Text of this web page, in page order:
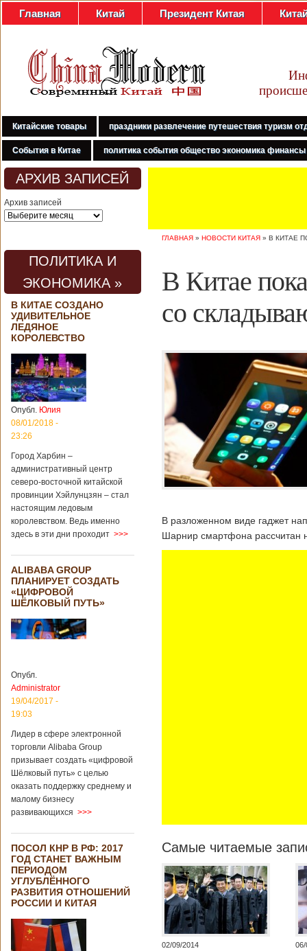
Главная Китай Президент Китая
Китайские товары праздники развлечение путешествия туризм
События в Китае политика события общество экономика финансы
АРХИВ ЗАПИСЕЙ
Архив записей
ПОЛИТИКА И
ЭКОНОМИКА »
В КИТАЕ СОЗДАНО
УДИВИТЕЛЬНОЕ
ЛЕДЯНОЕ
КОРОЛЕВСТВО
Опубл. Юлия
08/01/2018 -
23:26
Город Харбин –
административный центр
северо-восточной китайской
провинции Хэйлунцзян – стал
настоящим ледовым
королевством. Ведь именно
здесь в эти дни проходит >>>
ALIBABA GROUP
ПЛАНИРУЕТ СОЗДАТЬ
«ЦИФРОВОЙ
ШЁЛКОВЫЙ ПУТЬ»
Опубл.
Administrator
19/04/2017 -
19:03
Лидер в сфере электронной
торговли Alibaba Group
призывает создать «цифровой
Шёлковый путь» с целью
оказать поддержку среднему и
малому бизнесу
развивающихся >>>
ПОСОЛ КНР В РФ: 2017
ГОД СТАНЕТ ВАЖНЫМ
ПЕРИОДОМ
УГЛУБЛЁННОГО
РАЗВИТИЯ ОТНОШЕНИЙ
РОССИИ И КИТАЯ
ГЛАВНАЯ » НОВОСТИ КИТАЯ » В КИТАЕ
В Китае
со
В разложенном виде гаджет
Шарнир смартфона рассчитан
Самые читаемые
02/09/2014 06/